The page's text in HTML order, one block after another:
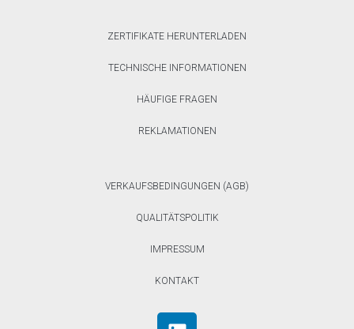
ZERTIFIKATE HERUNTERLADEN
TECHNISCHE INFORMATIONEN
HÄUFIGE FRAGEN
REKLAMATIONEN
VERKAUFSBEDINGUNGEN (AGB)
QUALITÄTSPOLITIK
IMPRESSUM
KONTAKT